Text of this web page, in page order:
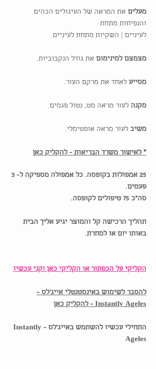
מעלים את המראה של העיגולים הכהים
והנפיחות מתחת
לעיניים | השקיות מתחת לעיניים.
מצמצם למינימום את גודל הנקבוביות.
מסייע לאחד את מרקם העור.
מקנה לעור מראה מט, נטול פגמים.
משיב לעור מראה אופטימלי.
* לאישור משרד הבריאות - להקליק כאן
25 אמפולות בקופסה. כל אמפולה מספיקה ל- 3
פעמים.
סה"כ 75 טיפולים לקופסה.
תהליך הרכישה קל והמוצר יגיע אליך הבית
באותו יום או למחרת.
הקליקי על הכפתור או הקליקי כאן וקני עכשיו
להסבר לשימוש באינסטנטלי אייג'לס -
Instantly Ageles - להקליק כאן
התחילי עכשיו להשתמש באייג'לס - Instantly
Ageles